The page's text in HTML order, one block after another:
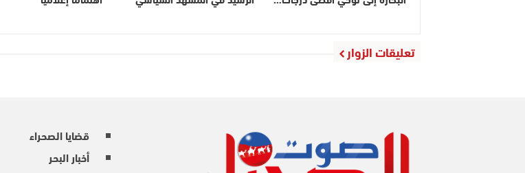
تعليقات الزوار
قضايا الصحراء
أخبار البحر